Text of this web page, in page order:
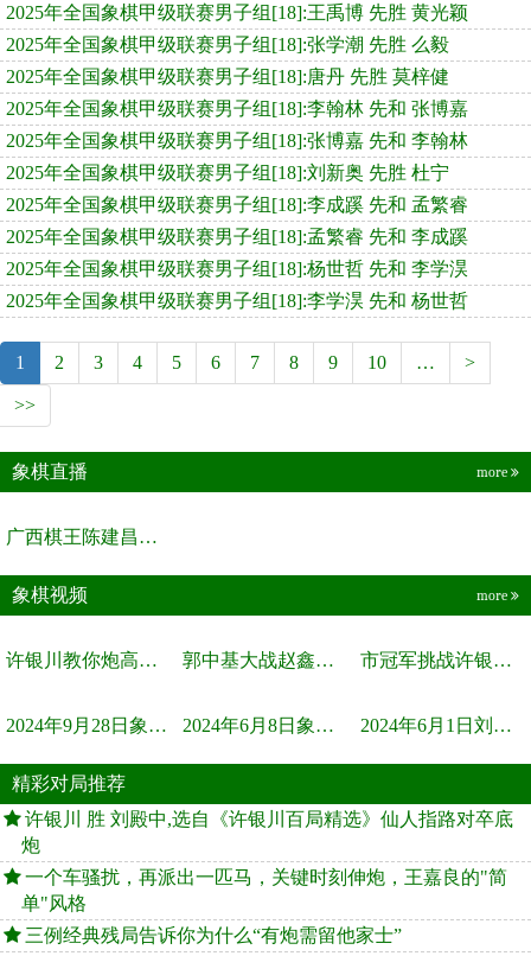
2025年全国象棋甲级联赛男子组[18]:王禹博 先胜 黄光颖
2025年全国象棋甲级联赛男子组[18]:张学潮 先胜 么毅
2025年全国象棋甲级联赛男子组[18]:唐丹 先胜 莫梓健
2025年全国象棋甲级联赛男子组[18]:李翰林 先和 张博嘉
2025年全国象棋甲级联赛男子组[18]:张博嘉 先和 李翰林
2025年全国象棋甲级联赛男子组[18]:刘新奥 先胜 杜宁
2025年全国象棋甲级联赛男子组[18]:李成蹊 先和 孟繁睿
2025年全国象棋甲级联赛男子组[18]:孟繁睿 先和 李成蹊
2025年全国象棋甲级联赛男子组[18]:杨世哲 先和 李学淏
2025年全国象棋甲级联赛男子组[18]:李学淏 先和 杨世哲
1 2 3 4 5 6 7 8 9 10 … >
>>
象棋直播 more
广西棋王陈建昌直播间
象棋视频 more
许银川教你炮高兵士象全如何赢士象全，简单四步即可 郭中基大战赵鑫鑫，许银川激情讲解 市冠军挑战许银川，急进中兵变化真激烈！
2024年9月28日象棋世界栏目，刘君、蒋川讲解了第九届杨官璘杯象棋... 2024年6月8日象棋世界，刘君、蒋川讲解了第九届杨官璘杯全国象棋... 2024年6月1日刘君、蒋川讲解第三届上海杯象棋大师赛谢靖与李少庚...
精彩对局推荐
许银川 胜 刘殿中,选自《许银川百局精选》仙人指路对卒底
炮
一个车骚扰，再派出一匹马，关键时刻伸炮，王嘉良的"简
单"风格
三例经典残局告诉你为什么“有炮需留他家士”